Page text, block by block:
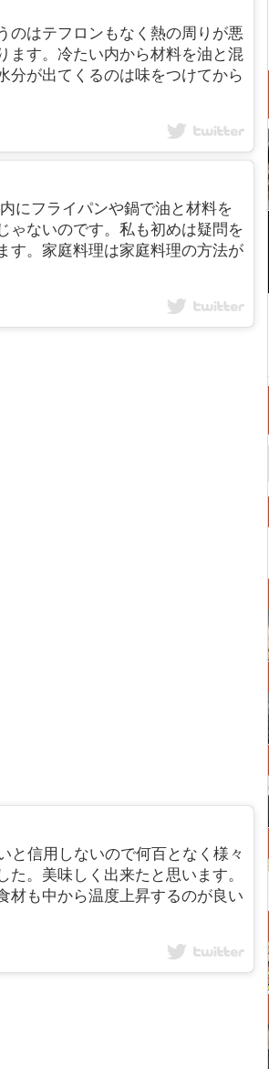
のはテフロンもなく熱の周りが悪
ます。冷たい内から材料を油と混
分が出てくるのは味をつけてから
にフライパンや鍋で油と材料を
ゃないのです。私も初めは疑問を
す。家庭料理は家庭料理の方法が
と信用しないので何百となく様々
。美味しく出来たと思います。
材も中から温度上昇するのが良い